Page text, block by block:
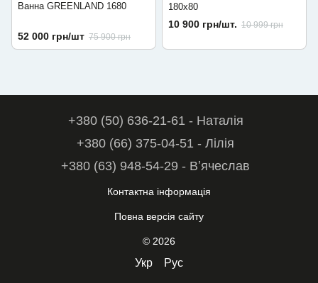
Ванна GREENLAND 1680
52 000 грн/шт 75 900 грн
180х80
10 900 грн/шт. 10 999 грн
+380 (50) 636-21-61 - Наталія
+380 (66) 375-04-51 - Лілія
+380 (63) 948-54-29 - Вʼячеслав
Контактна інформація
Повна версія сайту
© 2026
Укр Рус